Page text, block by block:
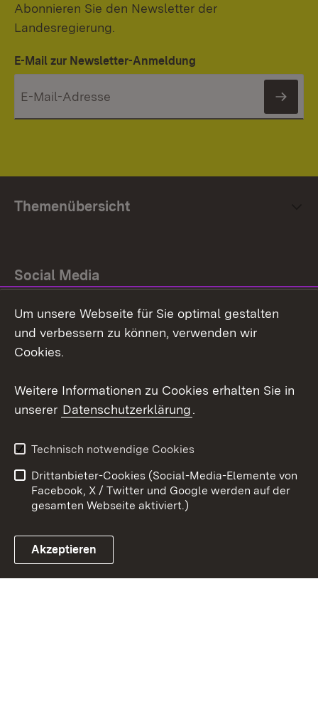
Abonnieren Sie den Newsletter der
Landesregierung.
E-Mail zur Newsletter-Anmeldung
Themenübersicht
Social Media
Facebook
Link zum Landesportal
Barrierefreiheit
Kontakt
Cookies
Um unsere Webseite für Sie optimal gestalten
und verbessern zu können, verwenden wir
Cookies.
Weitere Informationen zu Cookies erhalten Sie in
unserer Datenschutzerklärung.
Technisch notwendige Cookies
Drittanbieter-Cookies (Social-Media-Elemente von
Facebook, X / Twitter und Google werden auf der
gesamten Webseite aktiviert.)
Akzeptieren